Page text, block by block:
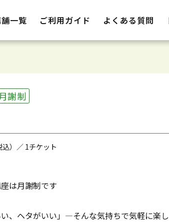
一覧 ご利用ガイド よくある質問
謝制
込）／ 1チケット
は月謝制です
い、ヘタがいい」―そんな気持ちで気軽に楽し